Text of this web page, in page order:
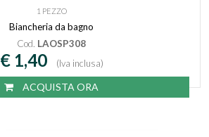
1 PEZZO
Biancheria da bagno
Cod. LAOSP308
€ 1,40 (Iva inclusa)
ACQUISTA ORA